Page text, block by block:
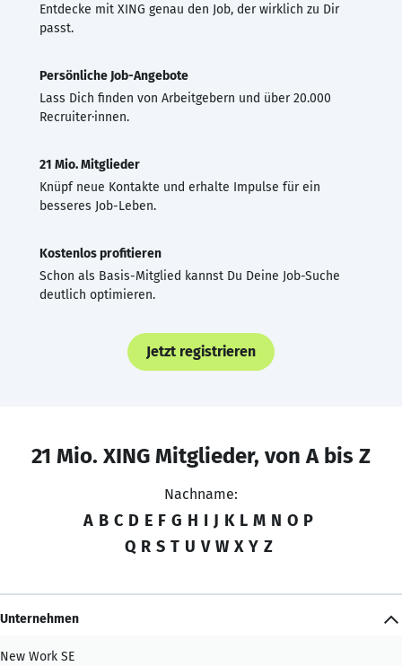
Entdecke mit XING genau den Job, der wirklich zu Dir
passt.
Persönliche Job-Angebote
Lass Dich finden von Arbeitgebern und über 20.000
Recruiter·innen.
21 Mio. Mitglieder
Knüpf neue Kontakte und erhalte Impulse für ein
besseres Job-Leben.
Kostenlos profitieren
Schon als Basis-Mitglied kannst Du Deine Job-Suche
deutlich optimieren.
Jetzt registrieren
21 Mio. XING Mitglieder, von A bis Z
Nachname:
A B C D E F G H I J K L M N O P
Q R S T U V W X Y Z
Unternehmen
New Work SE